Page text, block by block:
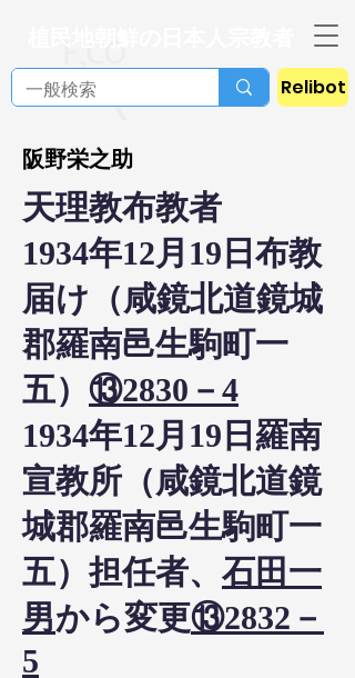
Relibot
阪野栄之助
天理教布教者
1934年12月19日布教
届け（咸鏡北道鏡城
郡羅南邑生駒町一
五） ⑬2830－4
1934年12月19日羅南
宣教所（咸鏡北道鏡
城郡羅南邑生駒町一
五）担任者、 石田一
男から変更⑬2832－
5